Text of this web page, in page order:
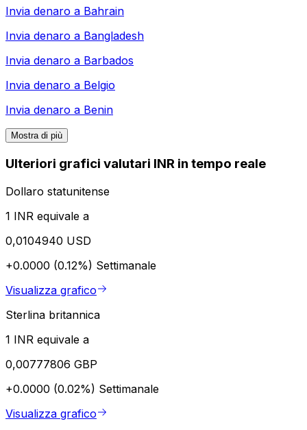
Invia denaro a Bahrain
Invia denaro a Bangladesh
Invia denaro a Barbados
Invia denaro a Belgio
Invia denaro a Benin
Mostra di più
Ulteriori grafici valutari INR in tempo reale
Dollaro statunitense
1 INR equivale a
0,0104940 USD
+0.0000 (0.12%) Settimanale
Visualizza grafico
Sterlina britannica
1 INR equivale a
0,00777806 GBP
+0.0000 (0.02%) Settimanale
Visualizza grafico